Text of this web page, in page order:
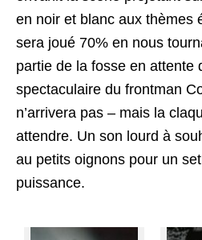
en noir et blanc aux thèmes
sera joué 70% en nous
partie de la fosse en attente
spectaculaire du frontman
n’arrivera pas – mais la
attendre. Un son lourd à
au petits oignons pour un
puissance.